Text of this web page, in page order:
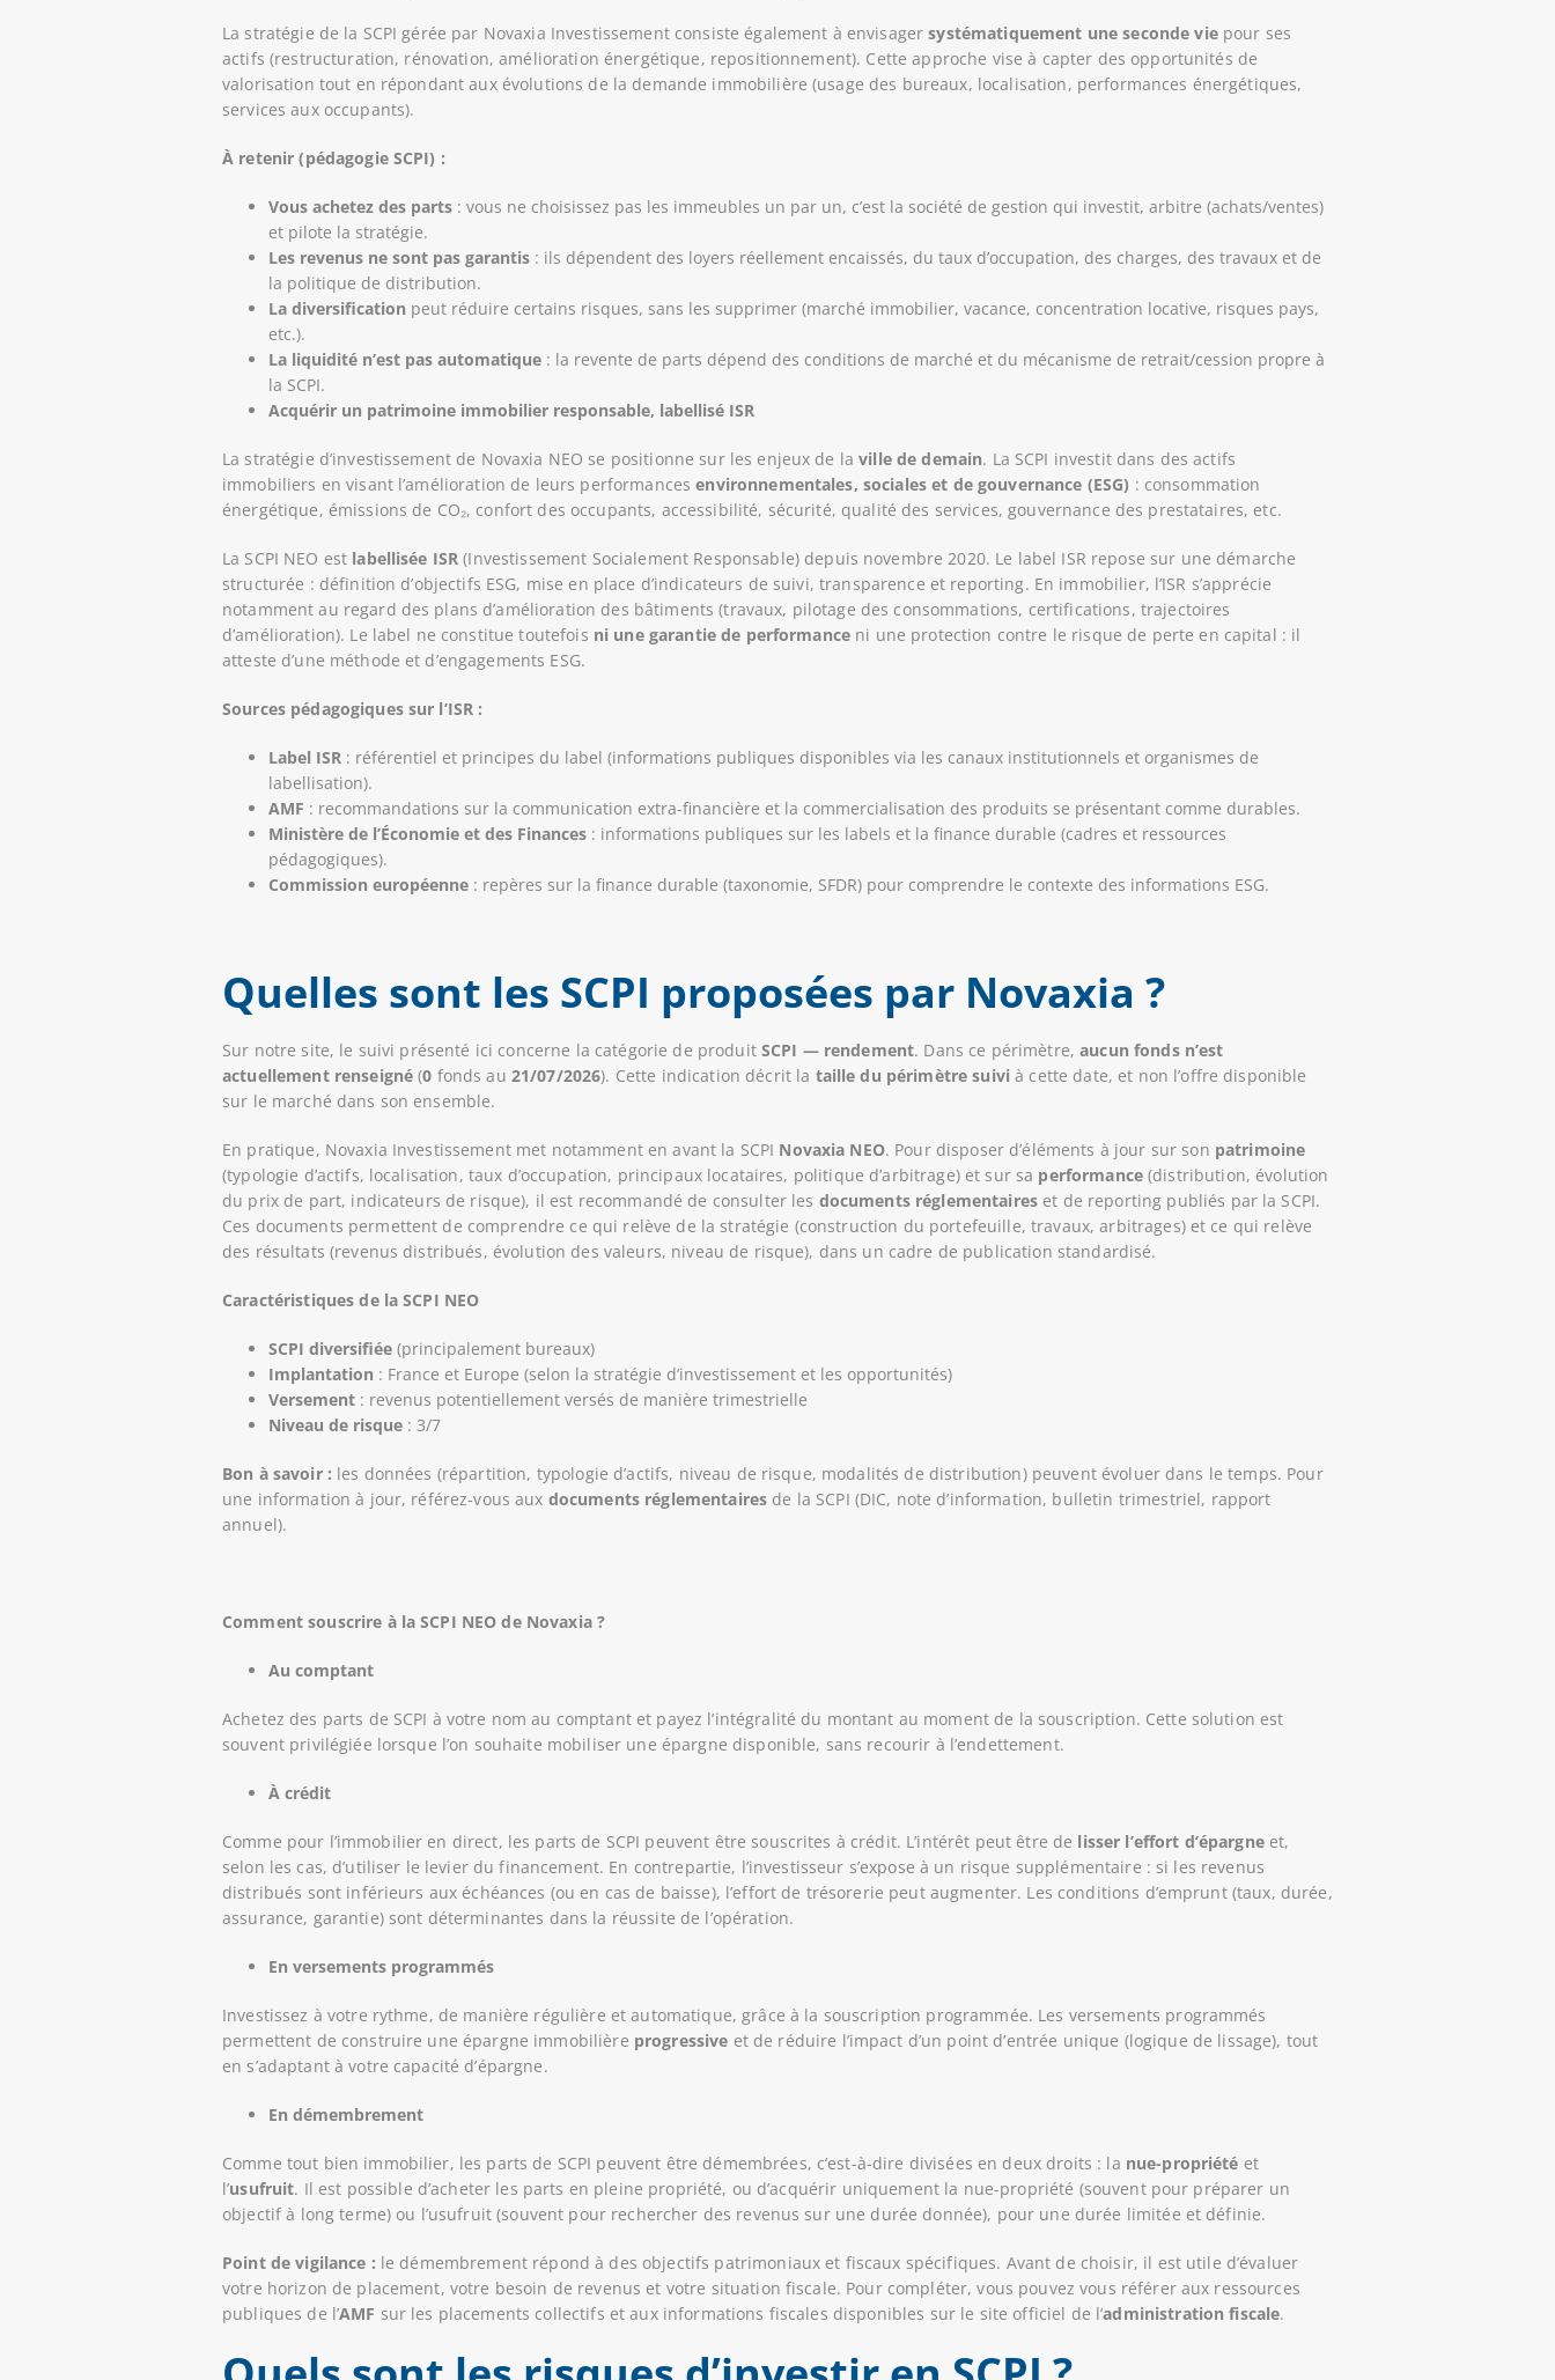
La stratégie de la SCPI gérée par Novaxia Investissement consiste également à envisagersystématiquement une seconde viepour ses
actifs (restructuration, rénovation, amélioration énergétique, repositionnement). Cette approche vise à capter des opportunités de
valorisation tout en répondant aux évolutions de la demande immobilière (usage des bureaux, localisation, performances énergétiques,
services aux occupants).
À retenir (pédagogie SCPI) :
Vous achetez des parts: vous ne choisissez pas les immeubles un par un, c’est la société de gestion qui investit, arbitre (achats/ventes)
et pilote la stratégie.
Les revenus ne sont pas garantis: ils dépendent des loyers réellement encaissés, du taux d’occupation, des charges, des travaux et de
la politique de distribution.
La diversification peut réduire certains risques, sans les supprimer (marché immobilier, vacance, concentration locative, risques pays,
etc.).
La liquidité n’est pas automatique: la revente de parts dépend des conditions de marché et du mécanisme de retrait/cession propre à
la SCPI.
Acquérir un patrimoine immobilier responsable, labellisé ISR
La stratégie d’investissement de Novaxia NEO se positionne sur les enjeux de laville de demain. La SCPI investit dans des actifs
immobiliers en visant l’amélioration de leurs performancesenvironnementales, sociales et de gouvernance (ESG) : consommation
énergétique, émissions de CO₂, confort des occupants, accessibilité, sécurité, qualité des services, gouvernance des prestataires, etc.
La SCPI NEO est labellisée ISR (Investissement Socialement Responsable) depuis novembre 2020. Le label ISR repose sur une démarche
structurée : définition d’objectifs ESG, mise en place d’indicateurs de suivi, transparence et reporting. En immobilier, l’ISR s’apprécie
notamment au regard des plans d’amélioration des bâtiments (travaux, pilotage des consommations, certifications, trajectoires
d’amélioration). Le label ne constitue toutefois ni une garantie de performance ni une protection contre le risque de perte en capital : il
atteste d’une méthode et d’engagements ESG.
Sources pédagogiques sur l’ISR :
Label ISR: référentiel et principes du label (informations publiques disponibles via les canaux institutionnels et organismes de
labellisation).
AMF : recommandations sur la communication extra-financière et la commercialisation des produits se présentant comme durables.
Ministère de l’Économie et des Finances: informations publiques sur les labels et la finance durable (cadres et ressources
pédagogiques).
Commission européenne: repères sur la finance durable (taxonomie, SFDR) pour comprendre le contexte des informations ESG.
Quelles sont les SCPI proposées par Novaxia ?
Sur notre site, le suivi présenté ici concerne la catégorie de produit SCPI — rendement. Dans ce périmètre,aucun fonds n’est
actuellement renseigné (0 fonds au 21/07/2026). Cette indication décrit la taille du périmètre suivi à cette date, et non l’offre disponible
sur le marché dans son ensemble.
En pratique, Novaxia Investissement met notamment en avant la SCPI Novaxia NEO. Pour disposer d’éléments à jour sur son patrimoine
(typologie d’actifs, localisation, taux d’occupation, principaux locataires, politique d’arbitrage) et sur sa performance(distribution, évolution
du prix de part, indicateurs de risque), il est recommandé de consulter les documents réglementaires et de reporting publiés par la SCPI.
Ces documents permettent de comprendre ce qui relève de la stratégie (construction du portefeuille, travaux, arbitrages) et ce qui relève
des résultats (revenus distribués, évolution des valeurs, niveau de risque), dans un cadre de publication standardisé.
Caractéristiques de la SCPI NEO
SCPI diversifiée(principalement bureaux)
Implantation : France et Europe (selon la stratégie d’investissement et les opportunités)
Versement: revenus potentiellement versés de manière trimestrielle
Niveau de risque: 3/7
Bon à savoir : les données (répartition, typologie d’actifs, niveau de risque, modalités de distribution) peuvent évoluer dans le temps. Pour
une information à jour, référez-vous aux documents réglementaires de la SCPI (DIC, note d’information, bulletin trimestriel, rapport
annuel).
Comment souscrire à la SCPI NEO de Novaxia ?
Au comptant
Achetez des parts de SCPI à votre nom au comptant et payez l’intégralité du montant au moment de la souscription. Cette solution est
souvent privilégiée lorsque l’on souhaite mobiliser une épargne disponible, sans recourir à l’endettement.
À crédit
Comme pour l’immobilier en direct, les parts de SCPI peuvent être souscrites à crédit. L’intérêt peut être de lisser l’effort d’épargneet,
selon les cas, d’utiliser le levier du financement. En contrepartie, l’investisseur s’expose à un risque supplémentaire : si les revenus
distribués sont inférieurs aux échéances (ou en cas de baisse), l’effort de trésorerie peut augmenter. Les conditions d’emprunt (taux, durée,
assurance, garantie) sont déterminantes dans la réussite de l’opération.
En versements programmés
Investissez à votre rythme, de manière régulière et automatique, grâce à la souscription programmée. Les versements programmés
permettent de construire une épargne immobilière progressive et de réduire l’impact d’un point d’entrée unique (logique de lissage), tout
en s’adaptant à votre capacité d’épargne.
En démembrement
Comme tout bien immobilier, les parts de SCPI peuvent être démembrées, c’est-à-dire divisées en deux droits : la nue-propriété et
l’usufruit. Il est possible d’acheter les parts en pleine propriété, ou d’acquérir uniquement la nue-propriété (souvent pour préparer un
objectif à long terme) ou l’usufruit (souvent pour rechercher des revenus sur une durée donnée), pour une durée limitée et définie.
Point de vigilance : le démembrement répond à des objectifs patrimoniaux et fiscaux spécifiques. Avant de choisir, il est utile d’évaluer
votre horizon de placement, votre besoin de revenus et votre situation fiscale. Pour compléter, vous pouvez vous référer aux ressources
publiques de l’AMF sur les placements collectifs et aux informations fiscales disponibles sur le site officiel de l’administration fiscale.